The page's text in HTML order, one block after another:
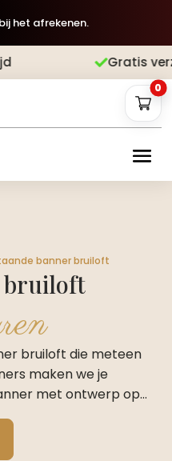
het afrekenen.
verzending 
0
banner bruiloft
bruiloft
bruiloft die meteen
maken we je
met ontwerp op…